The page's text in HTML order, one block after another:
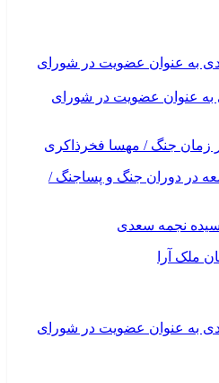
به عنوان عضویت در شورای
زمان جنگ / مهسا فخرذاکری
در دوران جنگ و پساجنگ /
سیده نجمه سعدی
ملک آرا